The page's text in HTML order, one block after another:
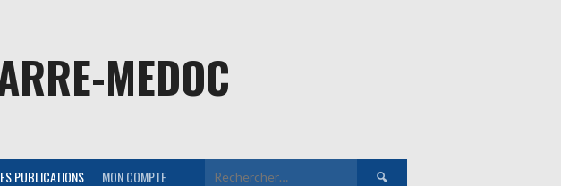
MEDOC
PUBLICATIONS MON COMPTE Rechercher :